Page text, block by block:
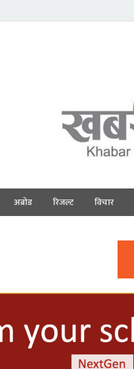
अब्रोड रिजल्ट विचार